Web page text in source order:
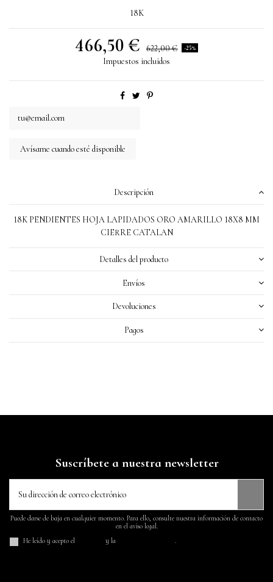
18K
466,50 € 622,00 € -25%
Impuestos incluidos
Descripción
18K PENDIENTES HOJA LAPIDADOS ORO AMARILLO 18X8 MM
CIERRE CATALAN
Detalles del producto
Envíos
Devoluciones
Pagos
Suscríbete a nuestra newsletter
Puede darse de baja en cualquier momento. Para ello, consulte nuestra información de contacto
en el aviso legal.
He leído y acepto el
y la .